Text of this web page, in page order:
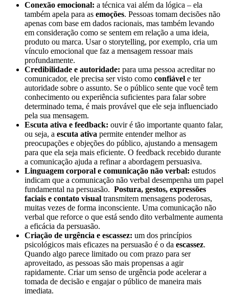
Conexão emocional: a técnica vai além da lógica – ela
também apela para as emoções. Pessoas tomam decisões não
apenas com base em dados racionais, mas também levando
em consideração como se sentem em relação a uma ideia,
produto ou marca. Usar o storytelling, por exemplo, cria um
vínculo emocional que faz a mensagem ressoar mais
profundamente.
Credibilidade e autoridade: para uma pessoa acreditar no
comunicador, ele precisa ser visto como confiável e ter
autoridade sobre o assunto. Se o público sente que você tem
conhecimento ou experiência suficientes para falar sobre
determinado tema, é mais provável que ele seja influenciado
pela sua mensagem.
Escuta ativa e feedback: ouvir é tão importante quanto falar,
ou seja, a escuta ativa permite entender melhor as
preocupações e objeções do público, ajustando a mensagem
para que ela seja mais eficiente. O feedback recebido durante
a comunicação ajuda a refinar a abordagem persuasiva.
Linguagem corporal e comunicação não verbal: estudos
indicam que a comunicação não verbal desempenha um papel
fundamental na persuasão. Postura, gestos, expressões
faciais e contato visual transmitem mensagens poderosas,
muitas vezes de forma inconsciente. Uma comunicação não
verbal que reforce o que está sendo dito verbalmente aumenta
a eficácia da persuasão.
Criação de urgência e escassez: um dos princípios
psicológicos mais eficazes na persuasão é o da escassez.
Quando algo parece limitado ou com prazo para ser
aproveitado, as pessoas são mais propensas a agir
rapidamente. Criar um senso de urgência pode acelerar a
tomada de decisão e engajar o público de maneira mais
imediata.